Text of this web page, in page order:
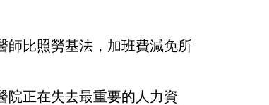
師比照勞基法，加班費減免所
院正在失去最重要的人力資